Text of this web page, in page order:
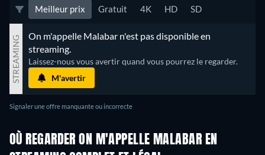
Meilleur prix Gratuit 4K HD SD
STREAMING
On m'appelle Malabar n'est pas disponible en
streaming.
Laissez-nous vous avertir quand vous pourrez le regarder.
M'avertir
Signaler une offre manquante ou incorrecte
OÙ REGARDER ON M'APPELLE MALABAR EN